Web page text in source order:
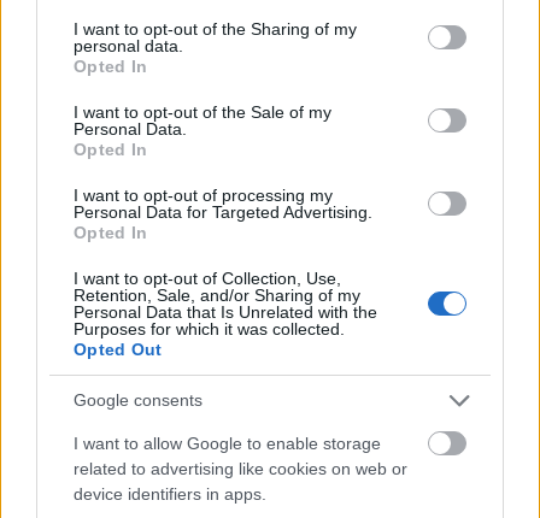
not limited to your visit or usage behaviour. You may click to
grant or deny consent to Google and its third-party tags to
use your data for below specified purposes in below Google
consent section.
I want to opt-out of the Sharing of my
personal data.
Opted In
I want to opt-out of the Sale of my
Personal Data.
Opted In
I want to opt-out of processing my
Personal Data for Targeted Advertising.
Opted In
I want to opt-out of Collection, Use,
Retention, Sale, and/or Sharing of my
Personal Data that Is Unrelated with the
Purposes for which it was collected.
Opted Out
Google consents
I want to allow Google to enable storage
related to advertising like cookies on web or
device identifiers in apps.
menedzser vette rá Al Banót, hogy ismét volt
felesége oldalán énekeljen.
A párnak négy gyermeke született, az
elsőszülött Ylenia Carrisi 1994 januárjában
annyira elmérgesítette a pár viszonyát, hogy
házasságuknak 1999-ben viharos válóperrel
év együttélést és közös éneklést zárt le,
hiszen ugyanabban az évben, 1970-ben
házasodtak össze, amikor első lemezük is
megjelent.